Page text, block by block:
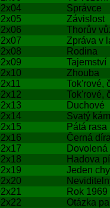
Správce
Závislost
Thorův
Zpráva v
Rodina
Tajemství
Zhouba
Tok'rové,
Tok'rové,
Duchové
Svatý
Pátá rasa
Černá díra
Dovolená
Hadova
Jeden
Rok 1969
Otázka